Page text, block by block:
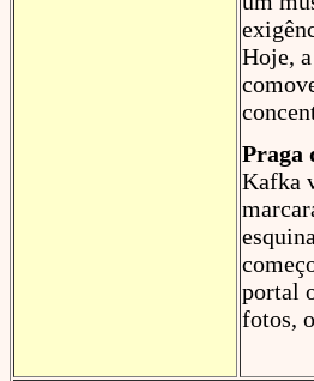
Hoje,
Praga
Kafka
portal
fotos,